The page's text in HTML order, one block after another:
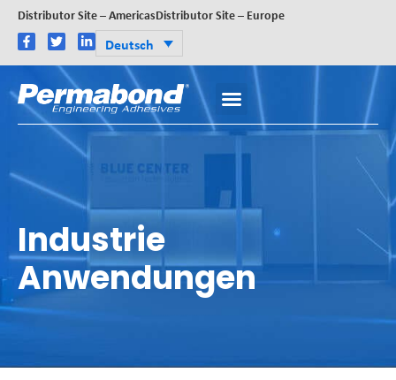
Distributor Site – AmericasDistributor Site – Europe
Deutsch
Industrie
Anwendungen